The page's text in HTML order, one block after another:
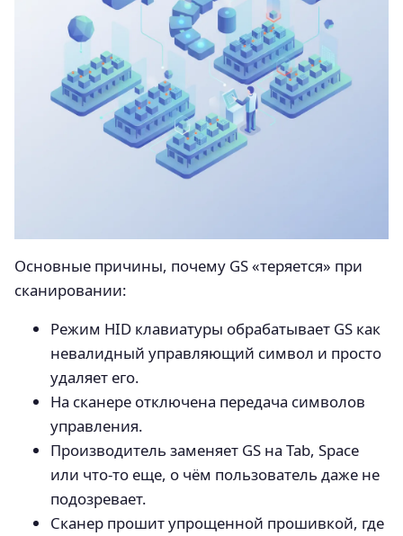
Основные причины, почему GS «теряется» при
сканировании:
Режим HID клавиатуры обрабатывает GS как
невалидный управляющий символ и просто
удаляет его.
На сканере отключена передача символов
управления.
Производитель заменяет GS на Tab, Space
или что-то еще, о чём пользователь даже не
подозревает.
Сканер прошит упрощенной прошивкой, где